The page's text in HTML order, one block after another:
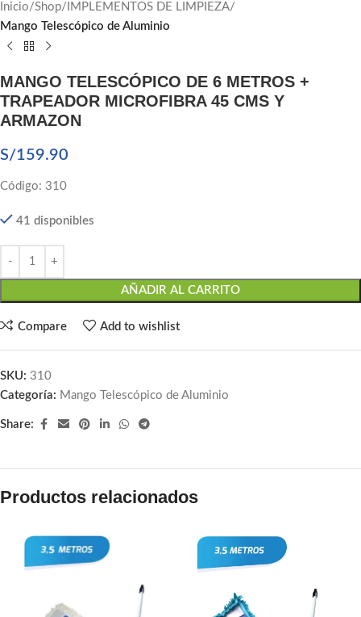
Inicio Shop
IMPLEMENTOS DE LIMPIEZA
Mango Telescópico de Aluminio
MANGO TELESCÓPICO DE 6 METROS +
TRAPEADOR MICROFIBRA 45 CMS Y
ARMAZON
S/159.90
Código: 310
41 disponibles
AÑADIR AL CARRITO
Compare Add to wishlist
SKU: 310
Categoría: Mango Telescópico de Aluminio
Share:
Productos relacionados